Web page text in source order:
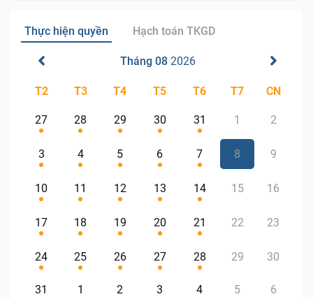
Thực hiện quyền Hạch toán TKGD
Tháng 08 2026
T2 T3 T4 T5 T6 T7 CN
27 28 29 30 31 1 2
3 4 5 6 7 8 9
10 11 12 13 14 15 16
17 18 19 20 21 22 23
24 25 26 27 28 29 30
31 1 2 3 4 5 6